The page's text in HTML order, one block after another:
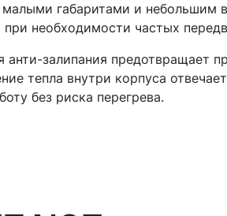
габаритами и небольшим
необходимости частых
анти-залипания предотвращает
тепла внутри корпуса
без риска перегрева.